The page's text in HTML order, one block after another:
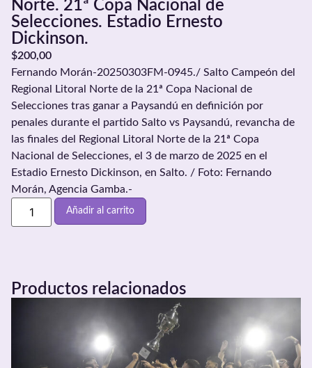
Norte. 21ª Copa Nacional de
Selecciones. Estadio Ernesto
Dickinson.
$200,00
Fernando Morán-20250303FM-0945./ Salto Campeón del
Regional Litoral Norte de la 21ª Copa Nacional de
Selecciones tras ganar a Paysandú en definición por
penales durante el partido Salto vs Paysandú, revancha de
las finales del Regional Litoral Norte de la 21ª Copa
Nacional de Selecciones, el 3 de marzo de 2025 en el
Estadio Ernesto Dickinson, en Salto. / Foto: Fernando
Morán, Agencia Gamba.-
Añadir al carrito
Productos relacionados